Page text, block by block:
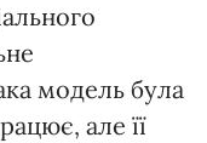
модель була
але її